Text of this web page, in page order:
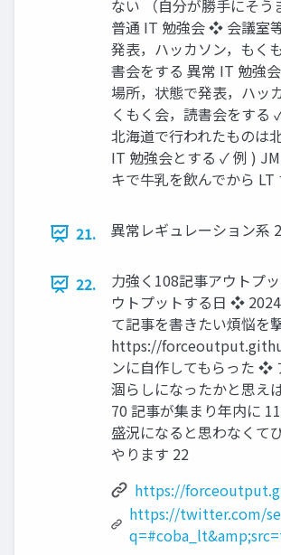
ない （自分が勝手にそう
普通 IT 勉強会 ❖ 会議室
発表，ハッカソン，もく
書会をする 異常 IT 勉強
場所，状態で発表，ハッ
くもく会，読書会をする
北海道で行われたものは
IT 勉強会とする ✓ 例 )
キで牛乳を飲んでから LT
21. 異常レギュレーション系
22.
力強く108記事アウトプ
ウトプットする日 ❖
て記事を書きたい煩悩を
https://
ンに自作してもらった ❖
涸らしになったかと思え
70 記事が集まり年内に
盛況になると思わなくて
やります 22
https://
https://twitter.com/